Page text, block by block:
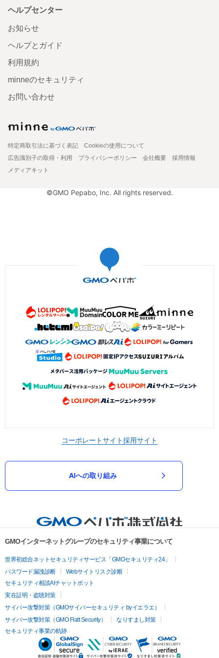
ヘルプセンター
お知らせ
ヘルプとガイド
利用規約
minneのセキュリティ
お問い合わせ
特定商取引法に基づく表記
Cookieの使用について
広告識別子の取得・利用
プライバシーポリシー 会社概要
採用情報
メディアキット
©GMO Pepabo, Inc. All rights reserved.
コーポレートサイト採用サイト
AIへの取り組み
GMOインターネットグループのセキュリティ事業について
世界初総合ネットセキュリティサービス「GMOセキュリティ24」
パスワード漏洩診断
Webサイトリスク診断
セキュリティ相談AIチャットボット
実在証明・盗聴対策
サイバー攻撃対策（GMOサイバーセキュリティ byイエラエ）
サイバー攻撃対策（GMO Flatt Security）
なりすまし対策
セキュリティ事業の軌跡